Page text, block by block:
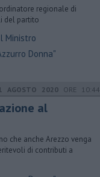
regionale di
del partito
Ministro
Donna"
AGOSTO 2020 ORE 10:44
al
che anche Arezzo venga
di contributi a